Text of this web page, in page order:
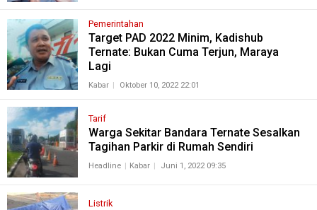
Pemerintahan
Target PAD 2022 Minim, Kadishub
Ternate: Bukan Cuma Terjun, Maraya
Lagi
Kabar Oktober 10, 2022 22:01
Tarif
Warga Sekitar Bandara Ternate Sesalkan
Tagihan Parkir di Rumah Sendiri
Headline Kabar Juni 1, 2022 09:35
Listrik